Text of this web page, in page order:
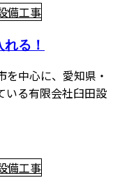
備工事
る！
中心に、愛知県・
いる有限会社臼田設
備工事